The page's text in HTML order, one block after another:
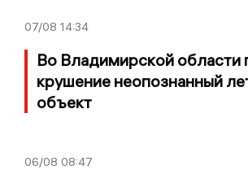
07/08 14:34
Во Владимирской области
крушение неопознанный
объект
06/08 08:47